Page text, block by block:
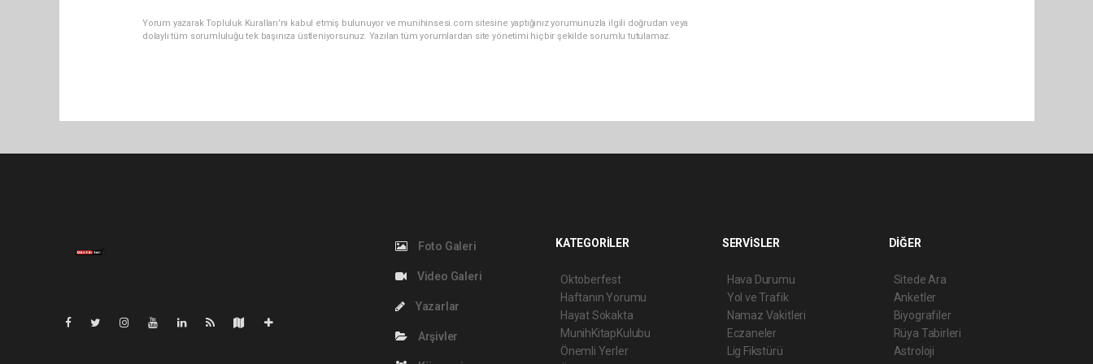
Yorum yazarak Topluluk Kuralları’nı kabul etmiş bulunuyor ve munihinsesi.com sitesine yaptığınız yorumunuzla ilgili doğrudan veya
dolaylı tüm sorumluluğu tek başınıza üstleniyorsunuz. Yazılan tüm yorumlardan site yönetimi hiçbir şekilde sorumlu tutulamaz.
Foto Galeri
Video Galeri
Yazarlar
Arşivler
KATEGORİLER
Oktoberfest
Haftanın Yorumu
Hayat Sokakta
MunihKitapKulubu
Önemli Yerler
SERVİSLER
Hava Durumu
Yol ve Trafik
Namaz Vakitleri
Eczaneler
Lig Fikstürü
DİĞER
Sitede Ara
Anketler
Biyografiler
Rüya Tabirleri
Astroloji